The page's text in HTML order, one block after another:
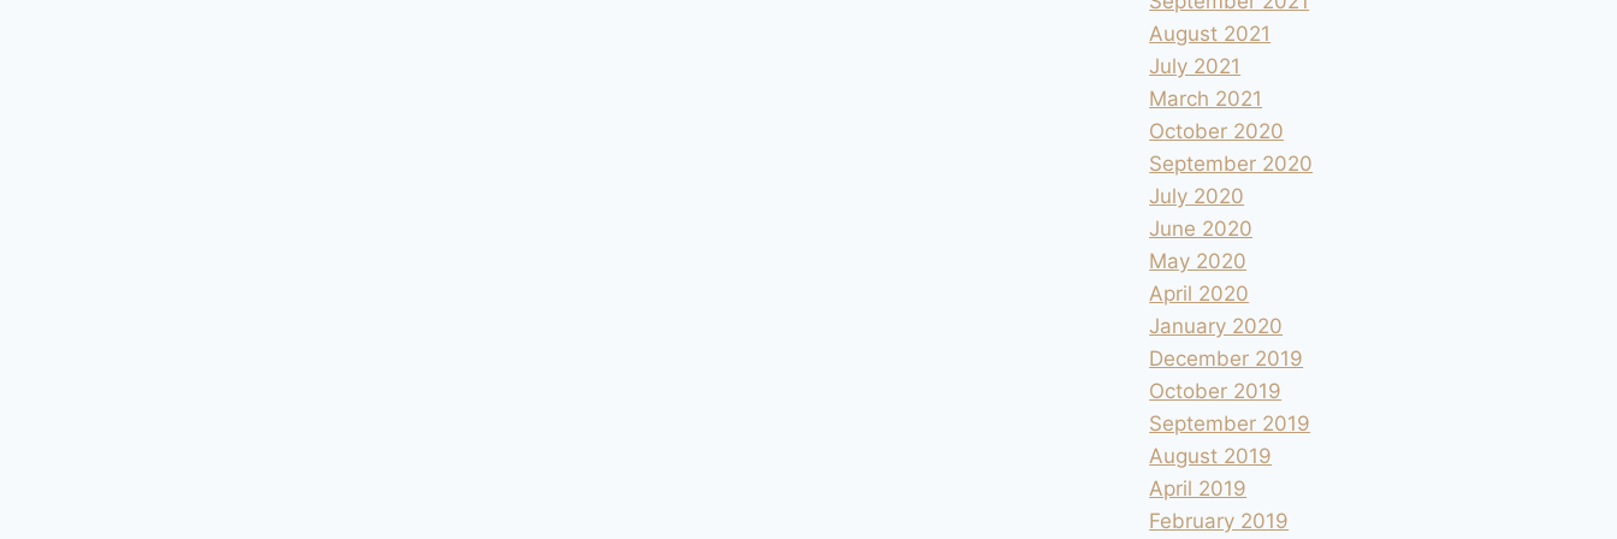
August 2021
July 2021
March 2021
October 2020
September 2020
July 2020
June 2020
May 2020
April 2020
January 2020
December 2019
October 2019
September 2019
August 2019
April 2019
February 2019